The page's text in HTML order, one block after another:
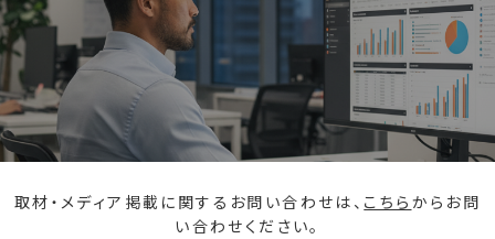
取材・メディア掲載に関するお問い合わせは、 こちら からお問
い合わせください。